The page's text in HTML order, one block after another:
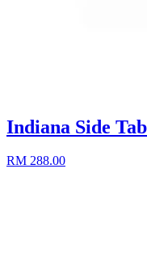
Indiana Side
RM 288.00